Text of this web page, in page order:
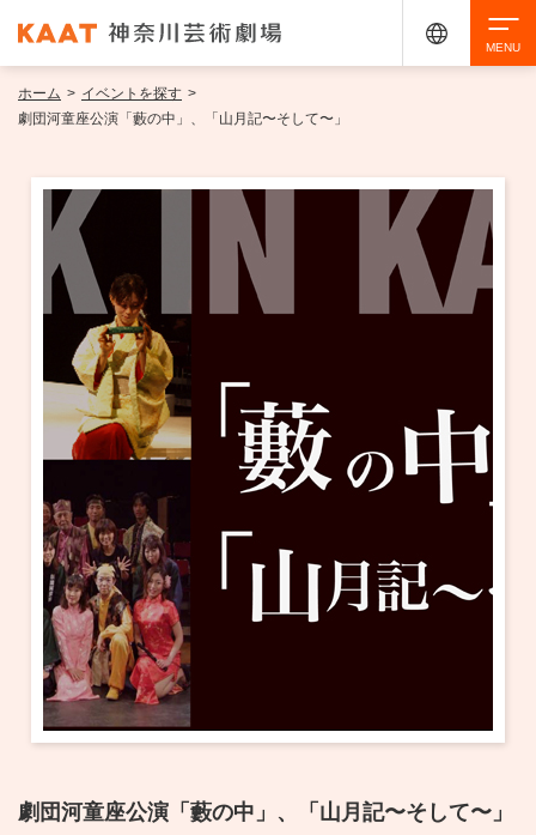
イベントを探す
・ イベント一覧
・ イベントカレンダー
ご来場案内
・ 館内サービス・アクセシビリティ
・ フロアマップ
・ レストラン/カフェ
・ 交通案内
・ よくある質問
KAATについて
・ ミッション
・ フロアマップ
KAAT 神奈川芸術劇場
SNS
アクセシビリティ チケット購入 交通案内
ホーム > イベントを探す >
劇団河童座公演「藪の中」、「山月記〜そして〜」
劇団河童座公演「藪の中」、「山月記〜そして〜」